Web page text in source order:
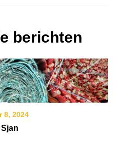
berichten
8, 2024